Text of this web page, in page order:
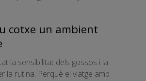
cotxe un ambient
la sensibilitat dels gossos i la
la rutina. Perquè el viatge amb